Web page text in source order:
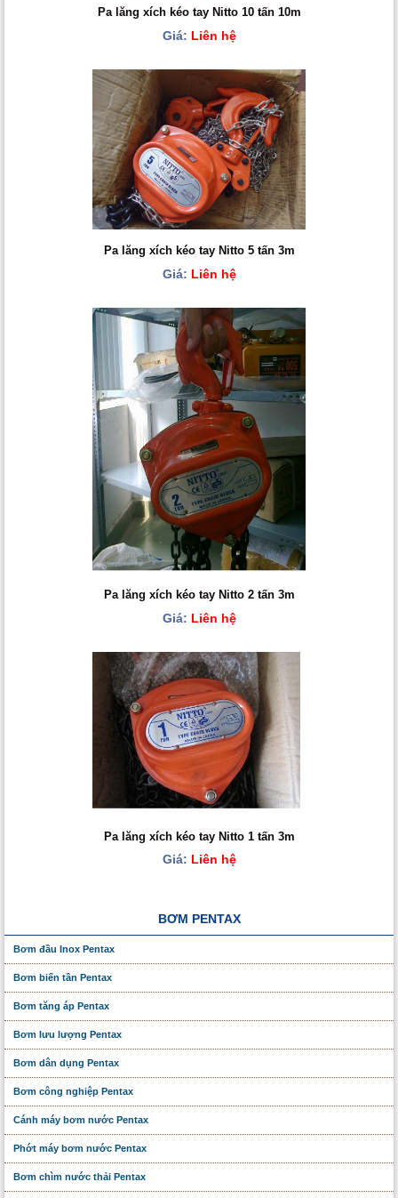
Pa lăng xích kéo tay Nitto 10 tấn 10m
Giá: Liên hệ
Pa lăng xích kéo tay Nitto 5 tấn 3m
Giá: Liên hệ
Pa lăng xích kéo tay Nitto 2 tấn 3m
Giá: Liên hệ
Pa lăng xích kéo tay Nitto 1 tấn 3m
Giá: Liên hệ
BƠM PENTAX
Bơm đầu Inox Pentax
Bơm biến tần Pentax
Bơm tăng áp Pentax
Bơm lưu lượng Pentax
Bơm dân dụng Pentax
Bơm công nghiệp Pentax
Cánh máy bơm nước Pentax
Phớt máy bơm nước Pentax
Bơm chìm nước thải Pentax